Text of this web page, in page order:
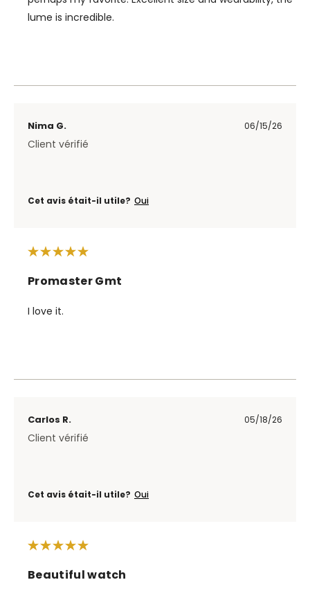
lume is incredible.
Nima G. 06/15/26
Client vérifié
Cet avis était-il utile? Oui
Promaster Gmt
I love it.
Carlos R. 05/18/26
Client vérifié
Cet avis était-il utile? Oui
Beautiful watch